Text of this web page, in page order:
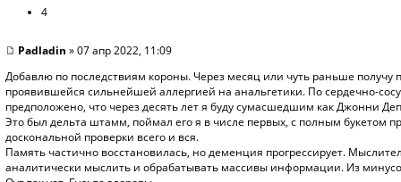
4
Padladin » 07 апр 2022, 11:09
Добавлю по последствиям короны. Через месяц или чуть раньше
проявившейся сильнейшей аллергией на анальгетики. По сердечно-
предположено, что через десять лет я буду сумасшедшим как Джонни
Это был дельта штамм, поймал его я в числе первых, с полным букетом
доскональной проверки всего и вся.
Память частично восстановилась, но деменция прогрессирует.
аналитически мыслить и обрабатывать массивы информации. Из